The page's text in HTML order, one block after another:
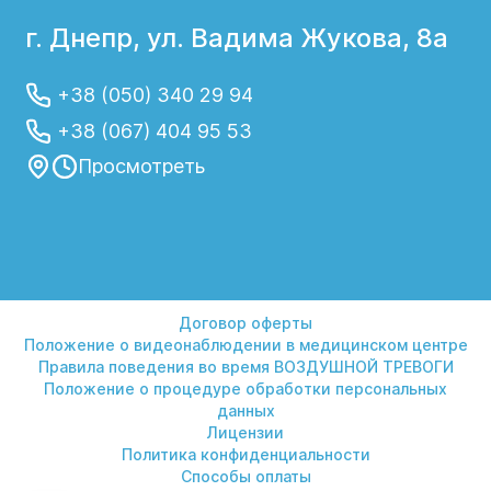
обследование органов брюшной полости с
системы (лапароскопа), которая вводится
внутрь полости через прокол. Помимо
операций, которые проводятся в условиях
стационара, в медцентре «Гелиос»
дренирование).
г. Днепр, ул. Вадима Жукова, 8а
+38 (050) 340 29 94
+38 (067) 404 95 53
Просмотреть
Договор оферты
Положение о видеонаблюдении в медицинском центре
Правила поведения во время ВОЗДУШНОЙ ТРЕВОГИ
Положение о процедуре обработки персональных
данных
Лицензии
Политика конфиденциальности
Способы оплаты